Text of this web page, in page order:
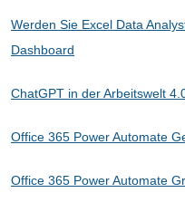
Werden Sie Excel Data
Dashboard
ChatGPT in der Arbeitswelt
Office 365 Power Automate
Office 365 Power Automate